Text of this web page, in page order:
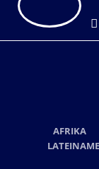
AFRIKA